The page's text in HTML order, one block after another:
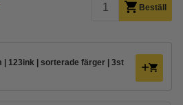
Beställ
| 123ink | sorterade färger | 3st